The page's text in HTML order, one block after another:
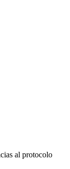
al protocolo